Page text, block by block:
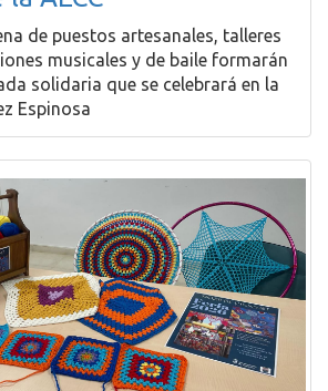
de puestos artesanales, talleres
musicales y de baile formarán
solidaria que se celebrará en la
Espinosa